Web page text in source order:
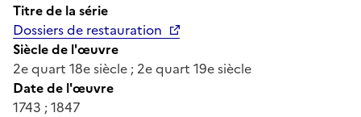
Titre de la série
Dossiers de restauration
Siècle de l'œuvre
2e quart 18e siècle ; 2e quart 19e siècle
Date de l'œuvre
1743 ; 1847